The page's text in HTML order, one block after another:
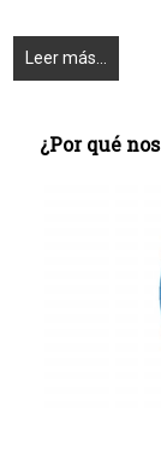
¿Por qué
Leer más...